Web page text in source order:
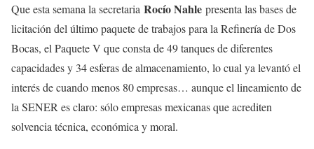
Que esta semana la secretaria Rocío Nahle presenta las bases de
licitación del último paquete de trabajos para la Refinería de Dos
Bocas, el Paquete V que consta de 49 tanques de diferentes
capacidades y 34 esferas de almacenamiento, lo cual ya levantó el
interés de cuando menos 80 empresas… aunque el lineamiento de
la SENER es claro: sólo empresas mexicanas que acrediten
solvencia técnica, económica y moral.